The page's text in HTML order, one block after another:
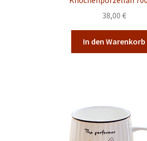
38,00 €
In den Warenkorb